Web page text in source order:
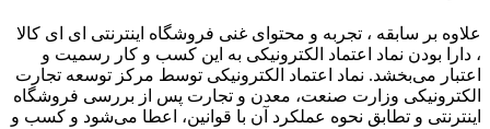
علاوه بر سابقه ، تجربه و محتوای غنی فروشگاه اینترنتی ای ای کالا
، دارا بودن نماد اعتماد الکترونیکی به این کسب و کار رسمیت و
اعتبار می‏‌بخشد. نماد اعتماد الکترونیکی توسط مرکز توسعه تجارت
الکترونیکی وزارت صنعت، معدن و تجارت پس از بررسی فروشگاه
اینترنتی و تطابق نحوه عملکرد آن با قوانین، اعطا می‏‌شود و کسب و